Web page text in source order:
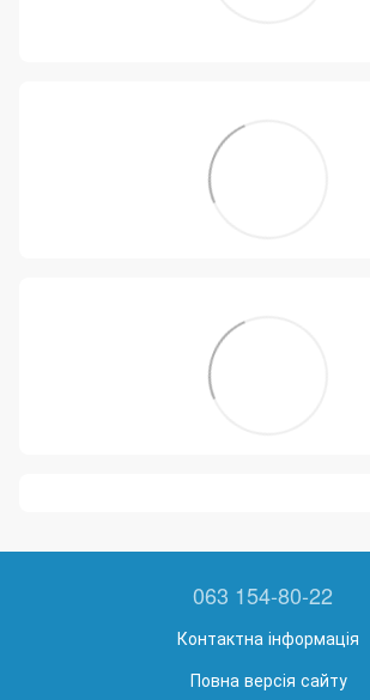
063 154-80-22
Контактна інформація
Повна версія сайту